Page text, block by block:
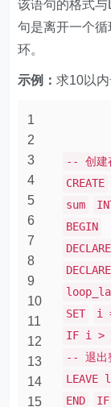
该语句的格式
句是离开一个
环。
示例：求10以内
1
2
3
4
5
6
7
8
9
10
11
12
13
14
15
-- 创建
CREATE
sum
BEGIN
DECLARE
DECLARE
SET
i
IF i >
-- 退出
END